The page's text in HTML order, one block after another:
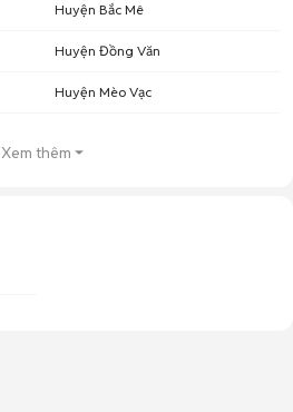
Huyện Bắc Mê
Huyện Đồng Văn
Huyện Mèo Vạc
Xem thêm